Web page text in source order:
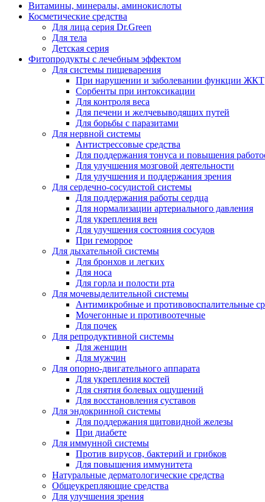
Витамины, минералы, аминокислоты
Косметические средства
Для лица серия Dr.Green
Для тела
Детская серия
Фитопродукты с лечебным эффектом
Для системы пищеварения
При нарушении и заболевании функции ЖКТ
Сорбенты при интоксикации
Для контроля веса
Для печени и желчевыводящих путей
Для борьбы с паразитами
Для нервной системы
Антистрессовые средства
Для поддержания тонуса и повышения
Для улучшения мозговой деятельности
Для улучшения и поддержания зрения
Для сердечно-сосудистой системы
Для поддержания работы сердца
Для нормализации артериального давления
Для укрепления вен
Для улучшения состояния сосудов
При геморрое
Для дыхательной системы
Для бронхов и легких
Для носа
Для горла и полости рта
Для мочевыделительной системы
Антимикробные и противовоспалительные
Мочегонные и противоотечные
Для почек
Для репродуктивной системы
Для женщин
Для мужчин
Для опорно-двигательного аппарата
Для укрепления костей
Для снятия болевых ощущений
Для восстановления суставов
Для эндокринной системы
Для поддержания щитовидной железы
При диабете
Для иммунной системы
Против вирусов, бактерий и грибков
Для повышения иммунитета
Натуральные дерматологические средства
Общеукрепляющие средства
Для улучшения зрения